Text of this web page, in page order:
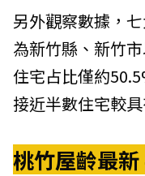
另外觀察數據，
為新竹縣、新竹
住宅占比僅約
接近半數住宅較
桃竹屋齡最